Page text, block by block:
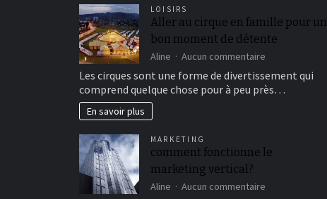
LOISIRS
Aller au cirque en famille pour un
bon moment de détente
Aline Aucun commentaire
au
cirque
bon
Les cirques sont une forme de divertissement qui
comprend quelque chose pour à peu près…
En savoir plus
MARKETING
comment fonctionne le
marketing vertical?
Aline Aucun commentaire